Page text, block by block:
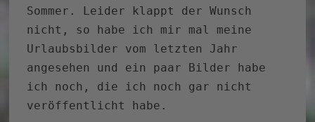
Sommer. Leider klappt der Wunsch
nicht, so habe ich mir mal meine
Urlaubsbilder vom letzten Jahr
angesehen und ein paar Bilder habe
ich noch, die ich noch gar nicht
veröffentlicht habe.